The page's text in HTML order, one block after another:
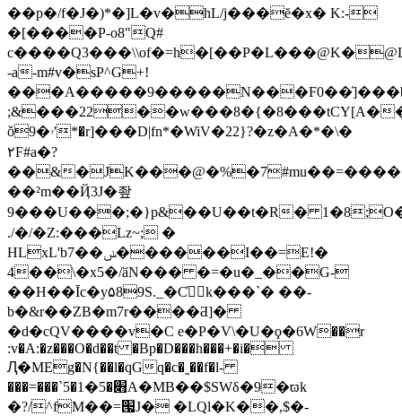
��p�/f�J�)*�]L�v�hL/j���ĕ�x� K:-
�[����P-o8"Q#
-a-m#v�sP^G+!
;&���22��w���8�{�8���tCY[A�
ǒ9�ۥ'*�r]���D|fn*�WiV�22}?�z�A�*�\�
٢F#a�?
��&
��²m��Ҋ3J�좦
9���U���;�}p&��U��t�R�
./�/�Z:���Lz~; �
HLxL'b7��ݭ������I��=E!�
4��\�x5�/ӑN��� �=�u�_��G-
��H��Īc�y۵89S._�C҅k���`� ��-
b�&r��ZB�m7r����Ƌ]�
�d�cQV����v�C e�P�V\�U�ϙ�6W��r
:v�A:�z���O�d��t �Bp�D���h���+�i�
Ԯ�MEg�N{��l�qGq�c�˷��f�l-
���=���`5�׋�5�1A�MB��$SWδ�9�ϖk
�?/^fM��=՗J� �LQl�K��,$�-